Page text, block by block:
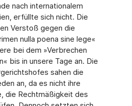
nach internationalem
erfüllte sich nicht. Die
Verstoß gegen die
nulla poena sine lege«
bei dem »Verbrechen
bis in unsere Tage an. Die
sahen die
an, da es nicht ihre
die Rechtmäßigkeit des